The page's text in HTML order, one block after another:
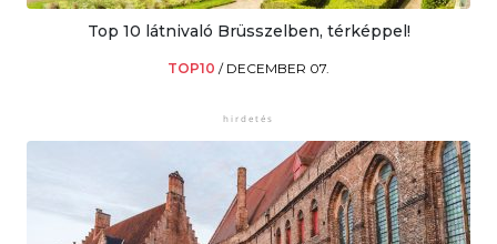
Top 10 látnivaló Brüsszelben, térképpel!
TOP10 / DECEMBER 07.